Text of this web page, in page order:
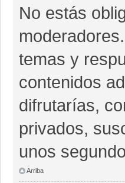
No estás
temas y
contenidos
difrutarías,
privados,
unos
Arriba